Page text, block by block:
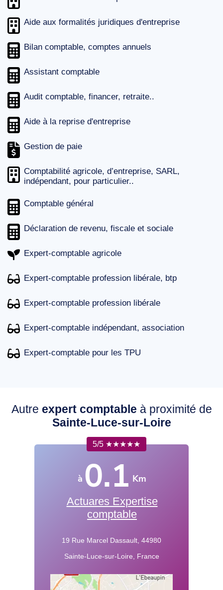
Aide aux formalités juridiques d'entreprise
Bilan comptable, comptes annuels
Assistant comptable
Audit comptable, financer, retraite..
Aide à la reprise d'entreprise
Gestion de paie
Comptabilité agricole, d’entreprise, SARL,
indépendant, pour particulier..
Comptable général
Déclaration de revenu, fiscale et sociale
Expert-comptable agricole
Expert-comptable profession libérale, btp
Expert-comptable profession libérale
Expert-comptable indépendant, association
Expert-comptable pour les TPU
Autre expert comptable à proximité de
Sainte-Luce-sur-Loire
5/5 ★★★★★
à 0.1 Km
Actuares Expertise
comptable
19 Rue Marcel Dassault, 44980
Sainte-Luce-sur-Loire, France